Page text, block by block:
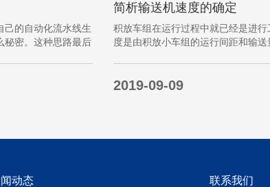
己的自动化流水线生
秘密。这种思路最后
此，…
简析输送机速度的确定
积放车组在运行过程中就已经是进
度是由积放小车组的运行间距和输
度。&emsp;&emsp;用于物件输送的
2019-09-09
动态 联系我们